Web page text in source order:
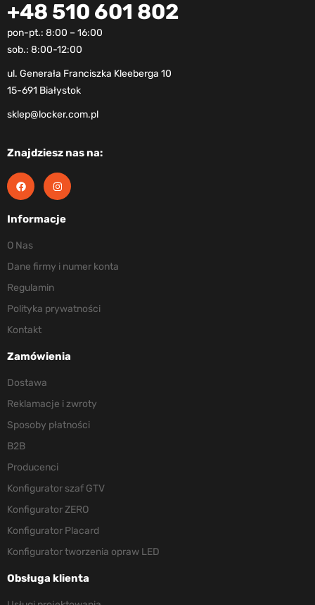
+48 510 601 802
pon-pt.: 8:00 – 16:00
sob.: 8:00-12:00
ul. Generała Franciszka Kleeberga 10
15-691 Białystok
sklep@locker.com.pl
Znajdziesz nas na:
Informacje
O Nas
Dane firmy i numer konta
Regulamin
Polityka prywatności
Kontakt
Zamówienia
Dostawa
Reklamacje i zwroty
Sposoby płatności
B2B
Producenci
Konfigurator szaf GTV
Konfigurator ZERO
Konfigurator Placard
Konfigurator tworzenia opraw LED
Obsługa klienta